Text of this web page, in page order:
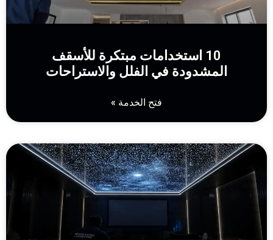
10 استخدامات مبتكرة للأسقف
المشدودة في الفلل والاستراحات
فتح الخدمة »